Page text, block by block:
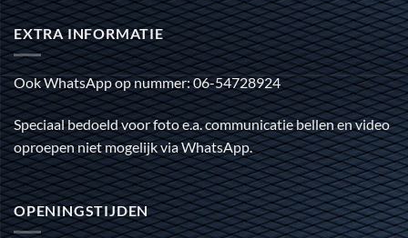
EXTRA INFORMATIE
Ook WhatsApp op nummer: 06-54728924
Speciaal bedoeld voor foto e.a. communicatie bellen en video
oproepen niet mogelijk via WhatsApp.
OPENINGSTIJDEN